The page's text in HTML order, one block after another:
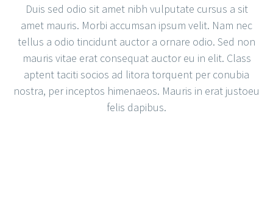
Duis sed odio sit amet nibh vulputate cursus a sit
amet mauris. Morbi accumsan ipsum velit. Nam nec
tellus a odio tincidunt auctor a ornare odio. Sed non
mauris vitae erat consequat auctor eu in elit. Class
aptent taciti socios ad litora torquent per conubia
nostra, per inceptos himenaeos. Mauris in erat justoeu
felis dapibus.